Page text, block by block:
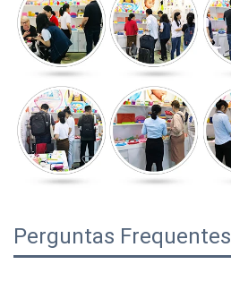
Perguntas Frequentes